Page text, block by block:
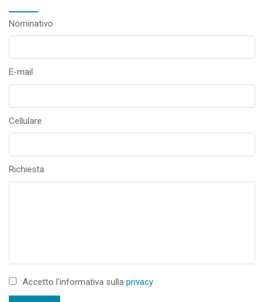
Nominativo
E-mail
Cellulare
Richiesta
Accetto l'informativa sulla privacy